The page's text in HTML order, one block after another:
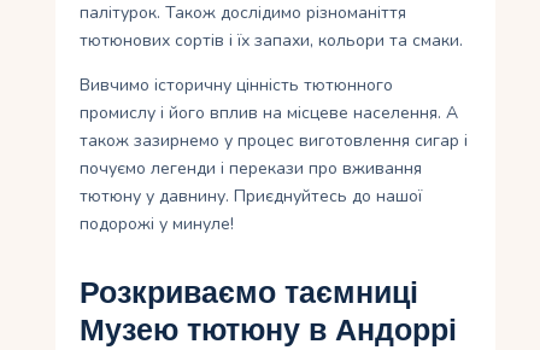
палітурок. Також дослідимо різноманіття
тютюнових сортів і їх запахи, кольори та смаки.
Вивчимо історичну цінність тютюнного
промислу і його вплив на місцеве населення. А
також зазирнемо у процес виготовлення сигар і
почуємо легенди і перекази про вживання
тютюну у давнину. Приєднуйтесь до нашої
подорожі у минуле!
Розкриваємо таємниці
Музею тютюну в Андоррі